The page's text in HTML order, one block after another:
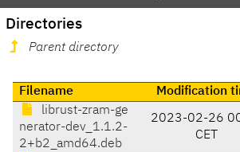
Directories
Parent directory
Filename Modification
librust-zram-ge
nerator-dev_1.1.2-
2+b2_amd64.deb
2023-02-26
CET